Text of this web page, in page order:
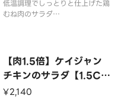
低温調理でしっとりと仕上げた鶏
むね肉のサラダ
使用食材
低温調理鶏むね肉/サニーレタス/
ブロッコリー/トマト/紫キャベツ
ピクルス/レモン/お好みのソース
【肉1.5倍】ケイジャン
チキンのサラダ【1.5CC
S】
¥2,140